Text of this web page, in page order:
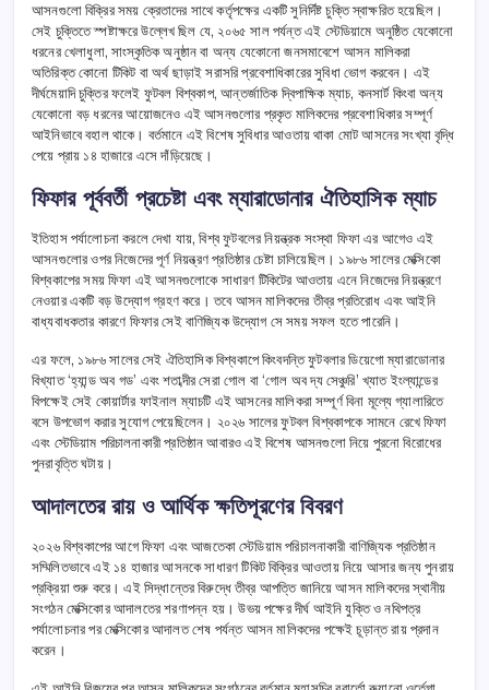
আসনগুলো বিক্রির সময় ক্রেতাদের সাথে কর্তৃপক্ষের একটি সুনির্দিষ্ট চুক্তি স্বাক্ষরিত হয়েছিল।
সেই চুক্তিতে স্পষ্টাক্ষরে উল্লেখ ছিল যে, ২০৬৫ সাল পর্যন্ত এই স্টেডিয়ামে অনুষ্ঠিত যেকোনো
ধরনের খেলাধুলা, সাংস্কৃতিক অনুষ্ঠান বা অন্য যেকোনো জনসমাবেশে আসন মালিকরা
অতিরিক্ত কোনো টিকিট বা অর্থ ছাড়াই সরাসরি প্রবেশাধিকারের সুবিধা ভোগ করবেন। এই
দীর্ঘমেয়াদি চুক্তির ফলেই ফুটবল বিশ্বকাপ, আন্তর্জাতিক দ্বিপাক্ষিক ম্যাচ, কনসার্ট কিংবা অন্য
যেকোনো বড় ধরনের আয়োজনেও এই আসনগুলোর প্রকৃত মালিকদের প্রবেশাধিকার সম্পূর্ণ
আইনিভাবে বহাল থাকে। বর্তমানে এই বিশেষ সুবিধার আওতায় থাকা মোট আসনের সংখ্যা বৃদ্ধি
পেয়ে প্রায় ১৪ হাজারে এসে দাঁড়িয়েছে।
ফিফার পূর্ববর্তী প্রচেষ্টা এবং ম্যারাডোনার ঐতিহাসিক ম্যাচ
ইতিহাস পর্যালোচনা করলে দেখা যায়, বিশ্ব ফুটবলের নিয়ন্ত্রক সংস্থা ফিফা এর আগেও এই
আসনগুলোর ওপর নিজেদের পূর্ণ নিয়ন্ত্রণ প্রতিষ্ঠার চেষ্টা চালিয়েছিল। ১৯৮৬ সালের মেক্সিকো
বিশ্বকাপের সময় ফিফা এই আসনগুলোকে সাধারণ টিকিটের আওতায় এনে নিজেদের নিয়ন্ত্রণে
নেওয়ার একটি বড় উদ্যোগ গ্রহণ করে। তবে আসন মালিকদের তীব্র প্রতিরোধ এবং আইনি
বাধ্যবাধকতার কারণে ফিফার সেই বাণিজ্যিক উদ্যোগ সে সময় সফল হতে পারেনি।
এর ফলে, ১৯৮৬ সালের সেই ঐতিহাসিক বিশ্বকাপে কিংবদন্তি ফুটবলার ডিয়েগো ম্যারাডোনার
বিখ্যাত ‘হ্যান্ড অব গড’ এবং শতাব্দীর সেরা গোল বা ‘গোল অব দ্য সেঞ্চুরি’ খ্যাত ইংল্যান্ডের
বিপক্ষেই সেই কোয়ার্টার ফাইনাল ম্যাচটি এই আসনের মালিকরা সম্পূর্ণ বিনা মূল্যে গ্যালারিতে
বসে উপভোগ করার সুযোগ পেয়েছিলেন। ২০২৬ সালের ফুটবল বিশ্বকাপকে সামনে রেখে ফিফা
এবং স্টেডিয়াম পরিচালনাকারী প্রতিষ্ঠান আবারও এই বিশেষ আসনগুলো নিয়ে পুরনো বিরোধের
পুনরাবৃত্তি ঘটায়।
আদালতের রায় ও আর্থিক ক্ষতিপূরণের বিবরণ
২০২৬ বিশ্বকাপের আগে ফিফা এবং আজতেকা স্টেডিয়াম পরিচালনাকারী বাণিজ্যিক প্রতিষ্ঠান
সম্মিলিতভাবে এই ১৪ হাজার আসনকে সাধারণ টিকিট বিক্রির আওতায় নিয়ে আসার জন্য পুনরায়
প্রক্রিয়া শুরু করে। এই সিদ্ধান্তের বিরুদ্ধে তীব্র আপত্তি জানিয়ে আসন মালিকদের স্থানীয়
সংগঠন মেক্সিকোর আদালতের শরণাপন্ন হয়। উভয় পক্ষের দীর্ঘ আইনি যুক্তি ও নথিপত্র
পর্যালোচনার পর মেক্সিকোর আদালত শেষ পর্যন্ত আসন মালিকদের পক্ষেই চূড়ান্ত রায় প্রদান
করেন।